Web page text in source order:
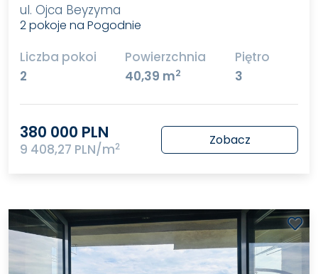
ul. Ojca Beyzyma
2 pokoje na Pogodnie
Liczba pokoi
2
Powierzchnia
40,39 m2
Piętro
3
380 000 PLN
9 408,27 PLN/m2 Zobacz